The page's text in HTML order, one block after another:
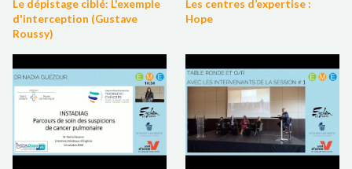
Le dépistage ciblé: L'exemple
d'interception (Gustave
Roussy)
Les centres d’expertise :
Hope